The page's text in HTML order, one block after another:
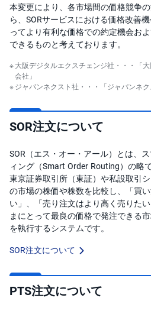
お
ま
か
せ
投
資
PICK
UP
S
BI
プ
シ
ョ
先
物
・
オ
プ
シ
ョ
ン
商
物
本変更により、各市場間の価格競争
ら、SORサービスにおける価格改善
ってより有利な価格での約定機会お
できるものと考えております。
大阪デジタルエクスチェンジ社・・・「
会社」
ジャパンネクスト社・・・「ジャパンネク
SOR注文について
SOR（エス・オー・アール）とは、
ィング（Smart Order Routing）の略で
東京証券取引所（東証）や私設取引
の市場の株価や株数を比較し、「買
い」、「売り注文はより高く売りた
まにとって最良の価格で発注できる
を執行するシステムです。
SOR注文について
PTS注文について